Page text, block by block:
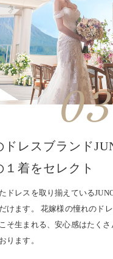
03
ドレスブランド
１着をセレクト
ドレスを取り揃えている
けます。 花嫁様の憧れのド
そ生まれる、安心感はたく
ります。